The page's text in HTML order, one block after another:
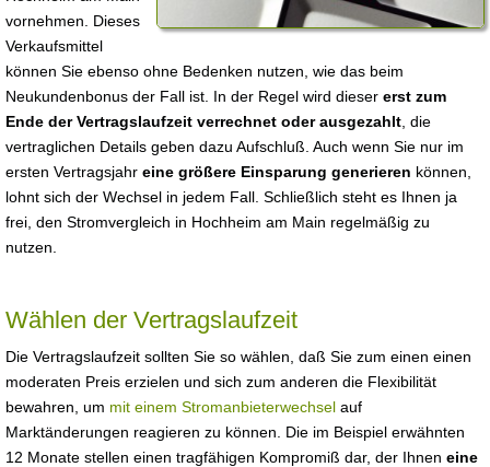
vornehmen. Dieses
Verkaufsmittel
können Sie ebenso ohne Bedenken nutzen, wie das beim
Neukundenbonus der Fall ist. In der Regel wird dieser erst zum
Ende der Vertragslaufzeit verrechnet oder ausgezahlt , die
vertraglichen Details geben dazu Aufschluß. Auch wenn Sie nur im
ersten Vertragsjahr eine größere Einsparung generieren können,
lohnt sich der Wechsel in jedem Fall. Schließlich steht es Ihnen ja
frei, den Stromvergleich in Hochheim am Main regelmäßig zu
nutzen.
Wählen der Vertragslaufzeit
Die Vertragslaufzeit sollten Sie so wählen, daß Sie zum einen einen
moderaten Preis erzielen und sich zum anderen die Flexibilität
bewahren, um mit einem Stromanbieterwechsel auf
Marktänderungen reagieren zu können. Die im Beispiel erwähnten
12 Monate stellen einen tragfähigen Kompromiß dar, der Ihnen eine